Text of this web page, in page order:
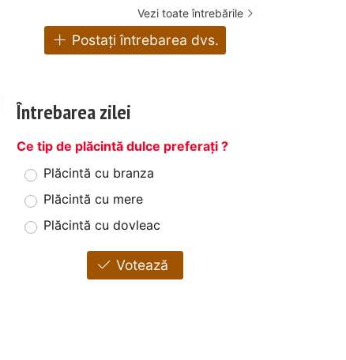
Vezi toate întrebările
Postați întrebarea dvs.
Întrebarea zilei
Ce tip de plăcintă dulce preferați ?
Plăcintă cu branza
Plăcintă cu mere
Plăcintă cu dovleac
Votează